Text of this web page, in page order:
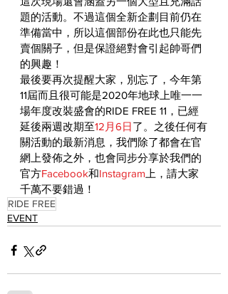
題的活動。不過這個全新企劃目前仍在
準備當中，所以這個部份在此也只能先
賣個關子，但是保證絕對會引起帥哥們
的興趣！
最後要再次提醒大家，別忘了，今年第
11屆而且很可能是2020年地球上唯一一
場年度改裝盛會的RIDE FREE 11，已經
延後兩週改期至12月6日了。之後任何有
關活動的最新消息，我們除了都會在官
網上發佈之外，也會同步分享於我們的
官方Facebook和Instagram 上，請大家
千萬不要錯過！
RIDE FREE
EVENT